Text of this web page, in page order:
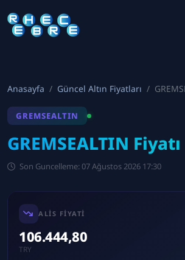
Anasayfa Güncel Altın Fiyatları
GREMSEALTIN
GREMSEALTIN Fiyatı
Son Guncelleme: 07 Ağustos 2026 17:30
ALIS FIYATI
106.444,80
TRY